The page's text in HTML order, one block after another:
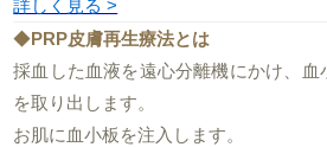
詳しく見る >
◆PRP皮膚再生療法とは
採血した血液を遠心分離機にかけ、血
を取り出します。
お肌に血小板を注入します。